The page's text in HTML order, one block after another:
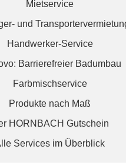
Mietservice
und
Handwerker-Service
Barrierefreier Badumbau
Farbmischservice
Produkte nach Maß
HORNBACH Gutschein
Services im Überblick